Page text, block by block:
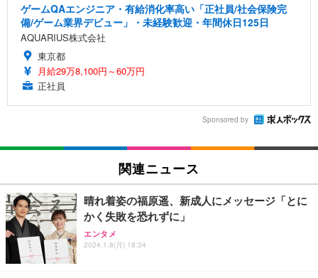
ゲームQAエンジニア・有給消化率高い「正社員/社会保険完
備/ゲーム業界デビュー」・未経験歓迎・年間休日125日
AQUARIUS株式会社
東京都
月給29万8,100円～60万円
正社員
Sponsored by
関連ニュース
晴れ着姿の福原遥、新成人にメッセージ「とに
かく失敗を恐れずに」
エンタメ
2024.1.8(月) 18:34